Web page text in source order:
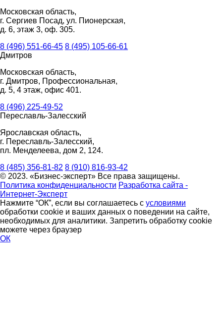
Московская область,
г. Сергиев Посад, ул. Пионерская,
д. 6, этаж 3, оф. 305.
8 (496) 551-66-45 8 (495) 105-66-61
Дмитров
Московская область,
г. Дмитров, Профессиональная,
д. 5, 4 этаж, офис 401.
8 (496) 225-49-52
Переславль-Залесский
Ярославская область,
г. Переславль-Залесский,
пл. Менделеева, дом 2, 124.
8 (485) 356-81-82 8 (910) 816-93-42
© 2023. «Бизнес-эксперт» Все права защищены.
Политика конфиденциальности Разработка сайта -
Интернет-Эксперт
Нажмите “ОК”, если вы соглашаетесь с условиями
обработки cookie и ваших данных о поведении на сайте,
необходимых для аналитики. Запретить обработку cookie
можете через браузер
ОК